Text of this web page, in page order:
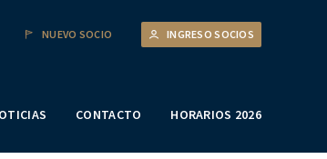
NUEVO SOCIO INGRESO SOCIOS
CONTACTO HORARIOS 2026